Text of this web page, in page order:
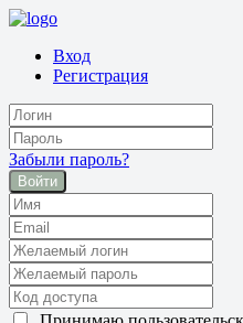
Вход
Регистрация
Забыли пароль?
Войти